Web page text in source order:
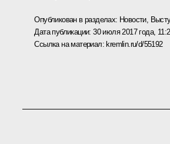
Опубликован в разделах: Новости,
Дата публикации:30 июля 2017 года,
Ссылка на материал: kremlin.ru/d/55192